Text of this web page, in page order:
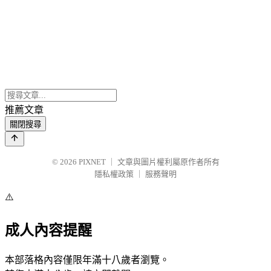
推薦文章
關閉搜尋
© 2026 PIXNET
文章與圖片權利屬原作者所有
隱私權政策
服務聲明
⚠️
成人內容提醒
本部落格內容僅限年滿十八歲者瀏覽。